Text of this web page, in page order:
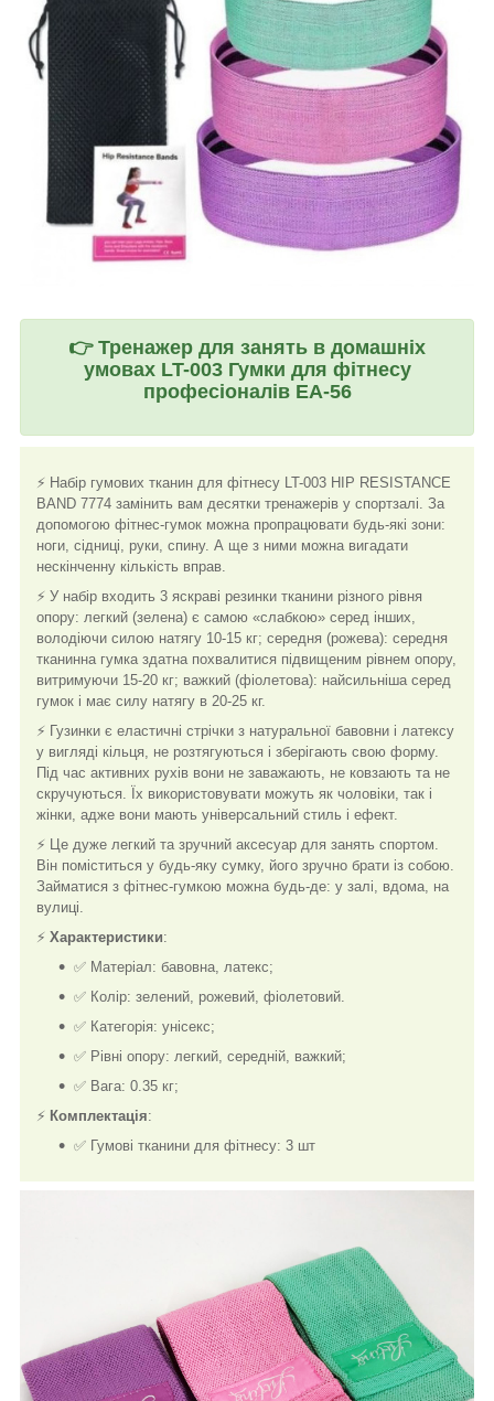
👉 Тренажер для занять в домашніх
умовах LT-003 Гумки для фітнесу
професіоналів EA-56
⚡ Набір гумових тканин для фітнесу LT-003 HIP RESISTANCE
BAND 7774 замінить вам десятки тренажерів у спортзалі. За
допомогою фітнес-гумок можна пропрацювати будь-які зони:
ноги, сідниці, руки, спину. А ще з ними можна вигадати
нескінченну кількість вправ.
⚡ У набір входить 3 яскраві резинки тканини різного рівня
опору: легкий (зелена) є самою «слабкою» серед інших,
володіючи силою натягу 10-15 кг; середня (рожева): середня
тканинна гумка здатна похвалитися підвищеним рівнем опору,
витримуючи 15-20 кг; важкий (фіолетова): найсильніша серед
гумок і має силу натягу в 20-25 кг.
⚡ Гузинки є еластичні стрічки з натуральної бавовни і латексу
у вигляді кільця, не розтягуються і зберігають свою форму.
Під час активних рухів вони не заважають, не ковзають та не
скручуються. Їх використовувати можуть як чоловіки, так і
жінки, адже вони мають універсальний стиль і ефект.
⚡ Це дуже легкий та зручний аксесуар для занять спортом.
Він поміститься у будь-яку сумку, його зручно брати із собою.
Займатися з фітнес-гумкою можна будь-де: у залі, вдома, на
вулиці.
⚡ Характеристики:
✅ Матеріал: бавовна, латекс;
✅ Колір: зелений, рожевий, фіолетовий.
✅ Категорія: унісекс;
✅ Рівні опору: легкий, середній, важкий;
✅ Вага: 0.35 кг;
⚡ Комплектація:
✅ Гумові тканини для фітнесу: 3 шт